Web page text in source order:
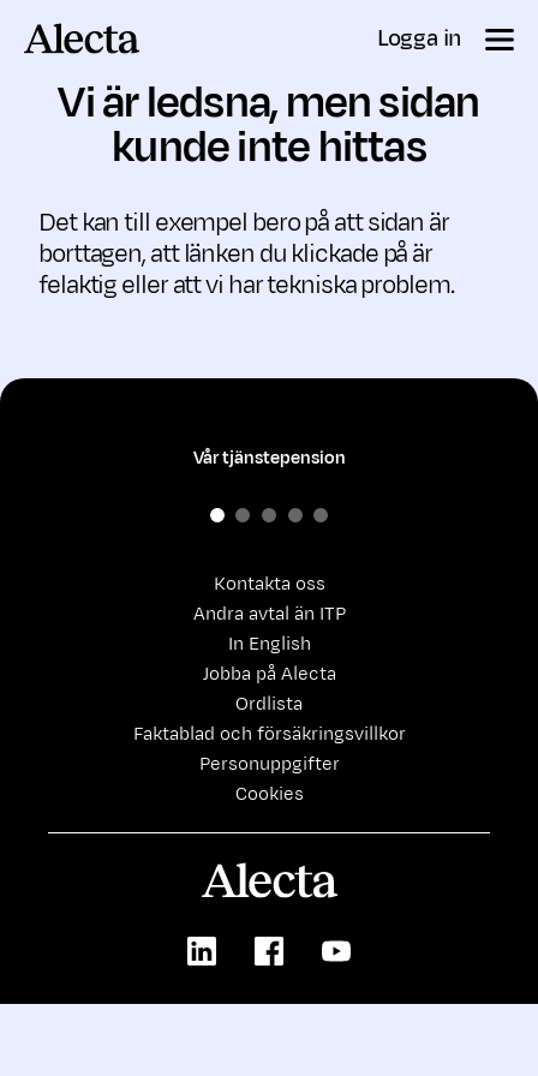
Logga in
Vi är ledsna, men sidan
kunde inte hittas
Det kan till exempel bero på att sidan är
borttagen, att länken du klickade på är
felaktig eller att vi har tekniska problem.
Kontakta oss
Andra avtal än ITP
In English
Jobba på Alecta
Ordlista
Faktablad och försäkringsvillkor
Personuppgifter
Cookies
Vår tjänstepension
LinkedIn FacebookYoutube
Alecta